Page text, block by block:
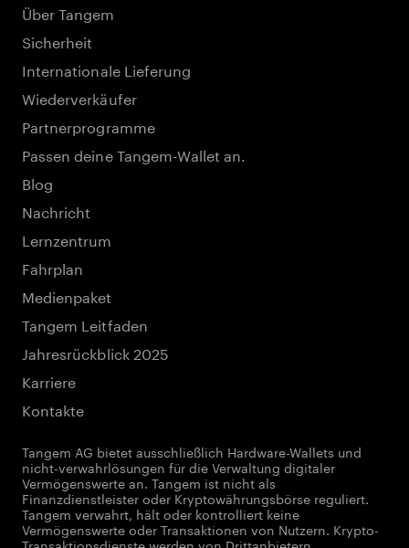
Über Tangem
Sicherheit
Internationale Lieferung
Wiederverkäufer
Partnerprogramme
Passen deine Tangem-Wallet an.
Blog
Nachricht
Lernzentrum
Fahrplan
Medienpaket
Tangem Leitfaden
Jahresrückblick 2025
Karriere
Kontakte
Tangem AG bietet ausschließlich Hardware-Wallets und
nicht-verwahrlösungen für die Verwaltung digitaler
Vermögenswerte an. Tangem ist nicht als
Finanzdienstleister oder Kryptowährungsbörse reguliert.
Tangem verwahrt, hält oder kontrolliert keine
Vermögenswerte oder Transaktionen von Nutzern. Krypto-